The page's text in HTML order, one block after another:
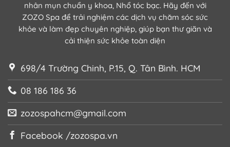
nhân mụn chuẩn y khoa, Nhổ tóc bạc. Hãy đến với
ZOZO Spa để trải nghiệm các dịch vụ chăm sóc sức
khỏe và làm đẹp chuyên nghiệp, giúp bạn thư giãn và
cải thiện sức khỏe toàn diện
698/4 Trường Chinh, P.15, Q. Tân Bình. HCM
08 186 186 36
zozospahcm@gmail.com
Facebook /zozospa.vn